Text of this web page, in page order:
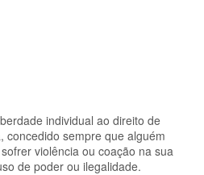
individual ao direito de
concedido sempre que alguém
violência ou coação na sua
de poder ou ilegalidade.